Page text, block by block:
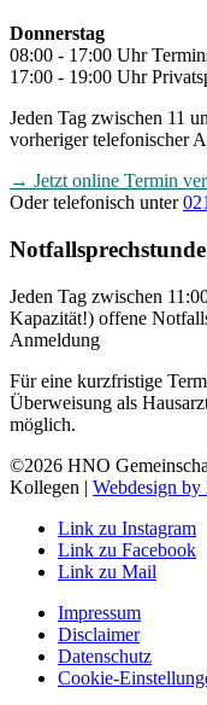
Donnerstag
08:00 - 17:00 Uhr
17:00 - 19:00 Uhr
Jeden Tag zwischen 11
vorheriger telefonischer
→ Jetzt online Termin
Oder telefonisch unter
Notfallsprechstunde
Jeden Tag zwischen
Kapazität!) offene
Anmeldung
Für eine kurzfristige
Überweisung als
möglich.
©2026 HNO
Kollegen | Webdesign
Link zu Instagram
Link zu Facebook
Link zu Mail
Impressum
Disclaimer
Datenschutz
Cookie-